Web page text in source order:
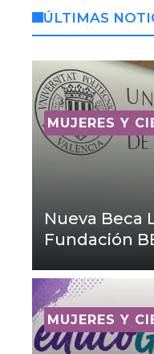
ÚLTIMAS
MUJERES Y
Nueva Beca
Fundación
MUJERES Y